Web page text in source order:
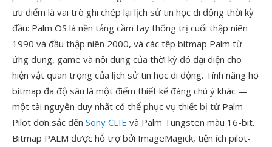
ưu điểm là vai trò ghi chép lại lịch sử tin học di động thời kỳ
đầu: Palm OS là nền tảng cầm tay thống trị cuối thập niên
1990 và đầu thập niên 2000, và các tệp bitmap Palm từ
ứng dụng, game và nội dung của thời kỳ đó đại diện cho
hiện vật quan trọng của lịch sử tin học di động. Tính năng họ
bitmap đa độ sâu là một điểm thiết kế đáng chú ý khác —
một tài nguyên duy nhất có thể phục vụ thiết bị từ Palm
Pilot đơn sắc đến Sony CLIE và Palm Tungsten màu 16-bit.
Bitmap PALM được hỗ trợ bởi ImageMagick, tiện ích pilot-